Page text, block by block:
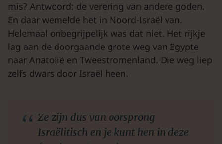
mis? Antwoord: de verering van andere goden.
En daar wemelde het in Noord-Israël van.
Helemaal onbegrijpelijk was dat niet. Het rijkje
lag aan de doorgaande grote weg van Egypte
naar Anatolië en Tweestromenland. Die weg liep
zelfs dwars door Israël heen.
Ze zijn dus van oorsprong
Israëlitisch en je kunt hen in deze